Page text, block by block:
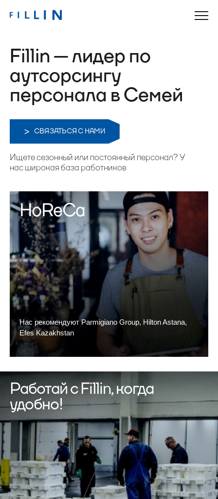
Fillin — лидер по
аутсорсингу
персонала в Семей
СВЯЗАТЬСЯ С НАМИ
Ищете сезонный или постоянный персонал? У
нас широкая база работников
HoReCa
Нас рекомендуют Parmigiano Group, Hilton Astana,
Efes Kazakhstan
Работай с Fillin, когда
удобно!